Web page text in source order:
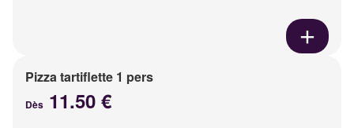
Pizza tartiflette 1 pers
Dès 11.50 €